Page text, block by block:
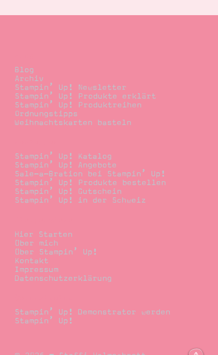
Blog
Archiv
Stampin’ Up! Newsletter
Stampin’ Up! Produkte erklärt
Stampin’ Up! Produktreihen
Ordnungstipps
Weihnachtskarten basteln
Stampin’ Up! Katalog
Stampin’ Up! Angebote
Sale-a-Bration bei Stampin’ Up!
Stampin’ Up! Produkte bestellen
Stampin’ Up! Gutschein
Stampin’ Up! in der Schweiz
Hier Starten
Über mich
Über Stampin’ Up!
Kontakt
Impressum
Datenschutzerklärung
Stampin’ Up! Demonstrator werden
Stampin’ Up!